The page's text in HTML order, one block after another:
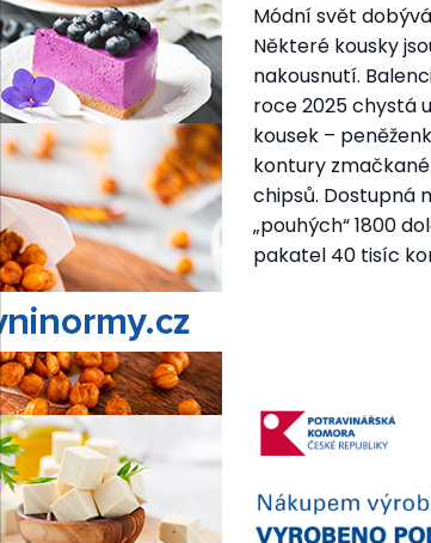
Módní svět
Některé kousky
nakousnutí.
roce 2025 chystá
kousek –
kontury
chipsů. Dostupná
„pouhých“ 1800
pakatel 40 tisíc